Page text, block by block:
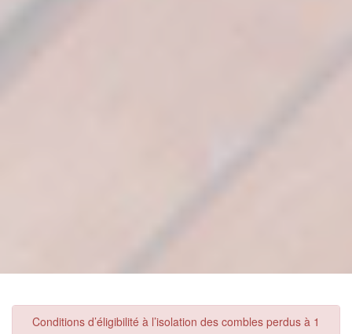
Conditions d’éligibilité à l’isolation des combles perdus à 1